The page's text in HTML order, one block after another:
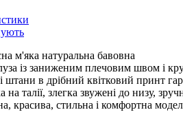
м'яка натуральна бавовна
із заниженим плечовим швом і
штани в дрібний квітковий принт
на талії, злегка звужені до низу,
красива, стильна і комфортна